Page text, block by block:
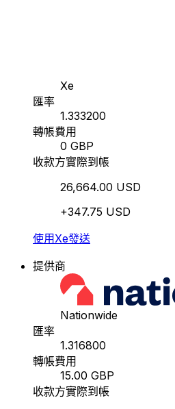
Xe
匯率
1.333200
轉帳費用
0 GBP
收款方實際到帳
26,664.00 USD
+347.75 USD
使用Xe發送
提供商
Nationwide
匯率
1.316800
轉帳費用
15.00 GBP
收款方實際到帳